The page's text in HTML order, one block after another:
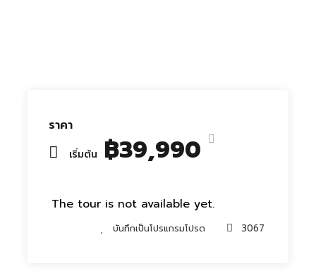
ราคา
เริ่มต้น ฿39,990
The tour is not available yet.
บันทึกเป็นโปรแกรมโปรด 3067